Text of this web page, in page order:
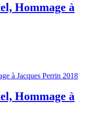
Hommage à
Hommage à